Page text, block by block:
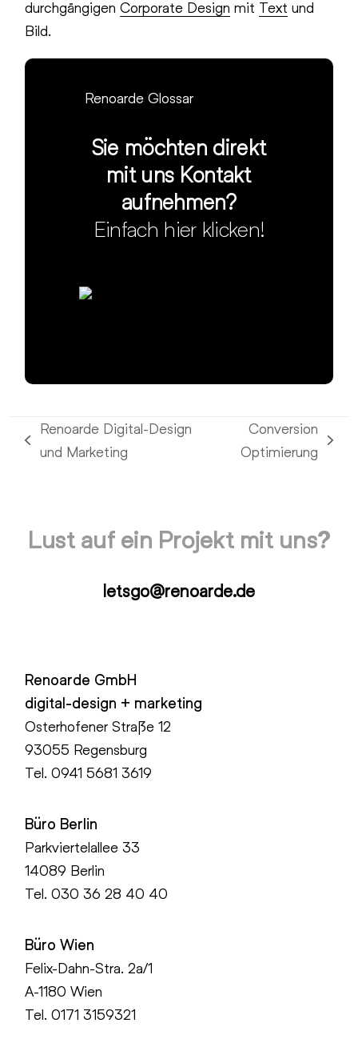
durchgängigenCorporate Design mit Text und
Bild.
Renoarde Glossar
Sie möchten direkt
mit uns Kontakt
aufnehmen?
Einfach hier klicken!
vorheriger
Renoarde Digital-Design
und Marketing
Nächster
Conversion
Optimierung
Lust auf ein Projekt mit uns?
letsgo@renoarde.de
Renoarde GmbH
digital-design + marketing
Osterhofener Straße 12
93055 Regensburg
Tel.0941 5681 3619
Büro Berlin
Parkviertelallee 33
14089 Berlin
Tel.030 36 28 40 40
Büro Wien
Felix-Dahn-Stra. 2a/1
A-1180 Wien
Tel. 0171 3159321